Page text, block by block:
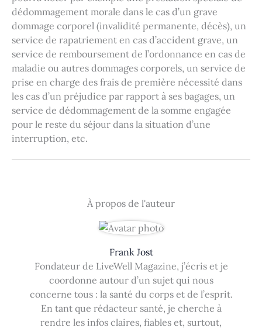
dédommagement morale dans le cas d’un grave
dommage corporel (invalidité permanente, décès), un
service de rapatriement en cas d’accident grave, un
service de remboursement de l’ordonnance en cas de
maladie ou autres dommages corporels, un service de
prise en charge des frais de première nécessité dans
les cas d’un préjudice par rapport à ses bagages, un
service de dédommagement de la somme engagée
pour le reste du séjour dans la situation d’une
interruption, etc.
À propos de l'auteur
Frank Jost
Fondateur de LiveWell Magazine, j’écris et je
coordonne autour d’un sujet qui nous
concerne tous : la santé du corps et de l’esprit.
En tant que rédacteur santé, je cherche à
rendre les infos claires, fiables et, surtout,